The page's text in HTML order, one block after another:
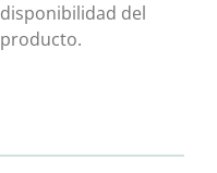
disponibilidad del
producto.